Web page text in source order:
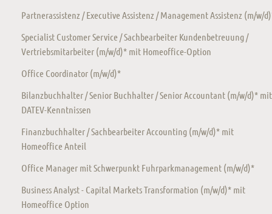
Partnerassistenz / Executive Assistenz / Management Assistenz (m/w/
Specialist Customer Service / Sachbearbeiter Kundenbetreuung /
Vertriebsmitarbeiter (m/w/d)* mit Homeoffice-Option
Office Coordinator (m/w/d)*
Bilanzbuchhalter / Senior Buchhalter / Senior Accountant (m/w/d)* mit
DATEV-Kenntnissen
Finanzbuchhalter / Sachbearbeiter Accounting (m/w/d)* mit
Homeoffice Anteil
Office Manager mit Schwerpunkt Fuhrparkmanagement (m/w/d)*
Business Analyst - Capital Markets Transformation (m/w/d)* mit
Homeoffice Option